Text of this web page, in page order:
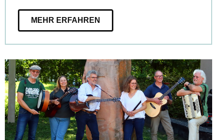
MEHR ERFAHREN